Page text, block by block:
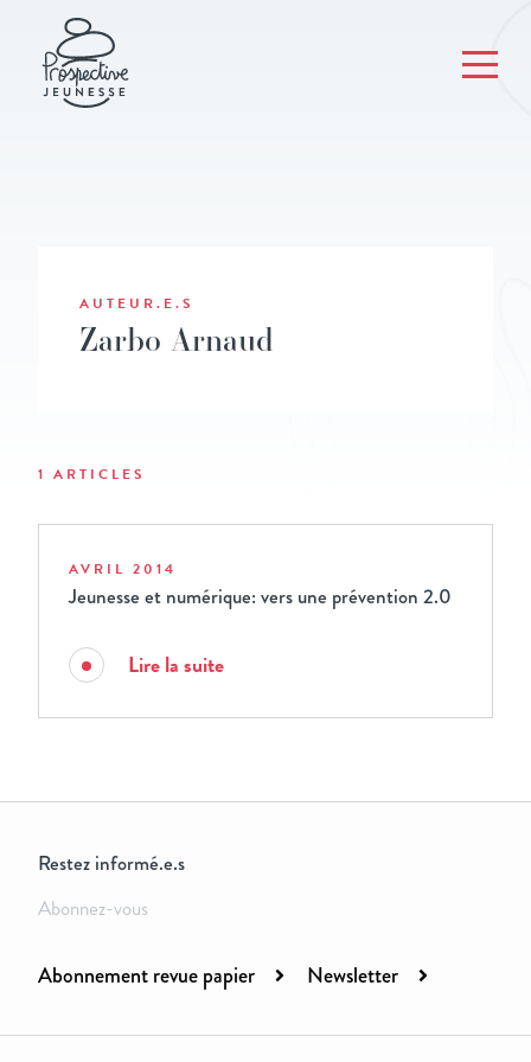
AUTEUR.E.S
Zarbo Arnaud
1 ARTICLES
AVRIL 2014
Jeunesse et numérique: vers une prévention 2.0
Lire la suite
Restez informé.e.s
Abonnez-vous
Abonnement revue papier Newsletter